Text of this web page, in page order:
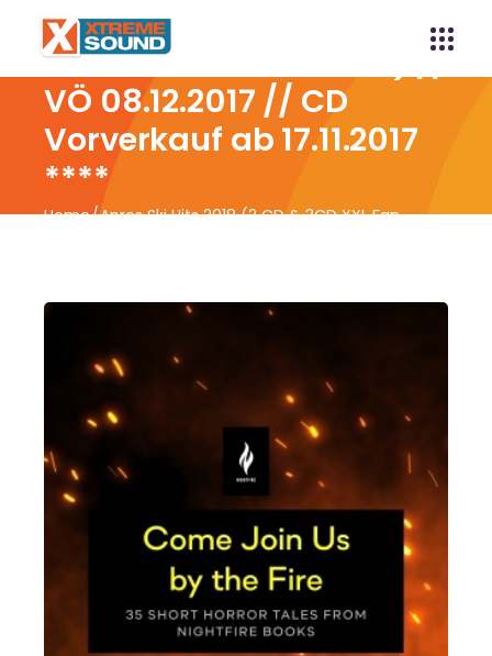
Apres Ski Hits 2018 (2 CD
& 3CD XXL Fan Edition) //
VÖ 08.12.2017 // CD
Vorverkauf ab 17.11.2017
****
Home Apres Ski Hits 2018 (2 CD & 3CD XXL Fan